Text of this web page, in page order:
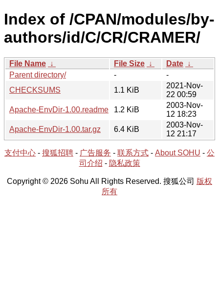
Index of /CPAN/modules/by-
authors/id/C/CR/CRAMER/
File Name ↓ File Size ↓ Date ↓
Parent directory/
-
-
CHECKSUMS
1.1 KiB
2021-Nov-
22 00:59
Apache-EnvDir-1.00.readme
1.2 KiB
2003-Nov-
12 18:23
Apache-EnvDir-1.00.tar.gz
6.4 KiB
2003-Nov-
12 21:17
支付中心 - 搜狐招聘 - 广告服务 - 联系方式 - About SOHU - 公
司介绍 - 隐私政策
Copyright © 2026 Sohu All Rights Reserved. 搜狐公司 版权
所有